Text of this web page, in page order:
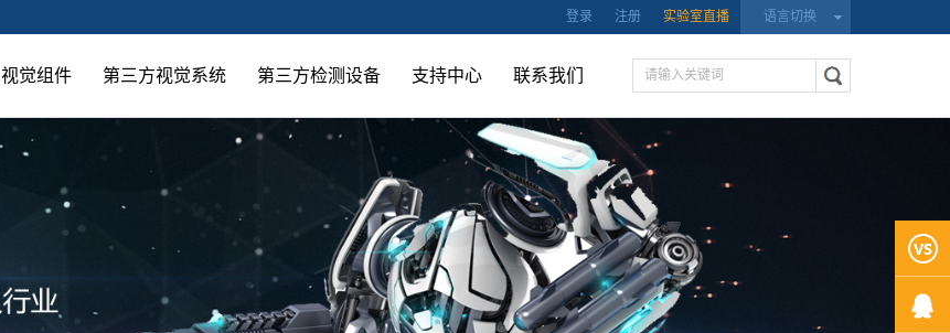
语言切换
登录 注册 实验室直播
视觉组件 第三方视觉系统 第三方检测设备 支持中心 联系我们